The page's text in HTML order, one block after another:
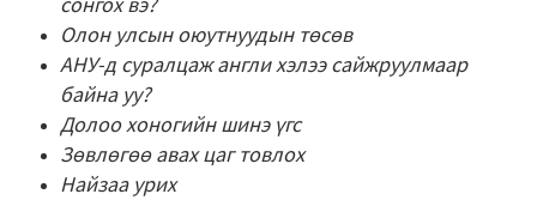
Олон улсын оюутнуудын төсөв
АНУ-д суралцаж англи хэлээ сайжруулмаар
байна уу?
Долоо хоногийн шинэ үгс
Зөвлөгөө авах цаг товлох
Найзаа урих